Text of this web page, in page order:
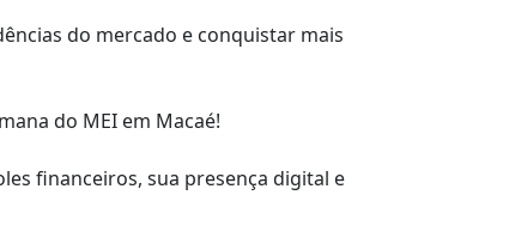
do mercado e conquistar mais
do MEI em Macaé!
financeiros, sua presença digital e